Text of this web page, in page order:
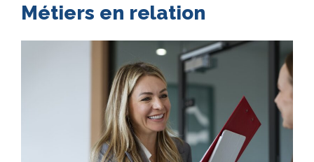
Métiers en relation